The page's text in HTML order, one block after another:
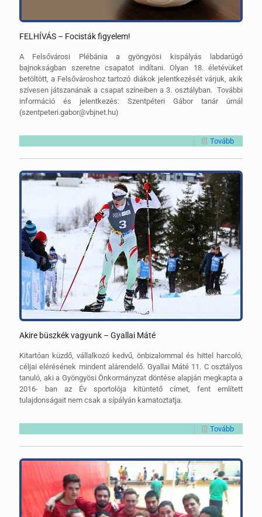
FELHÍVÁS – Focisták figyelem!
A Felsővárosi Plébánia a gyöngyösi kispályás labdarúgó
bajnokságban szeretne csapatot indítani. Olyan 18. életévüket
betöltött, a Felsővároshoz tartozó diákok jelentkezését várjuk, akik
szívesen játszanának a csapat színeiben a 3. osztályban. További
információ és jelentkezés: Szentpéteri Gábor tanár úrnál
(szentpeteri.gabor@vbjnet.hu)
Tovább
Akire büszkék vagyunk – Gyallai Máté
Kitartóan küzdő, vállalkozó kedvű, önbizalommal és hittel harcoló,
céljai elérésének mindent alárendelő. Gyallai Máté 11. C osztályos
tanuló, aki a Gyöngyösi Önkormányzat döntése alapján megkapta a
2016- ban az Év sportolója kitüntető címet, fent említett
tulajdonságait nem csak a sípályán kamatoztatja.
Tovább